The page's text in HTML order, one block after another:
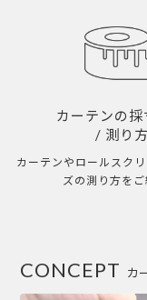
カーテンの採
/ 測り方
カーテンやロールスク
ズの測り方をご
カ
CONCEPT